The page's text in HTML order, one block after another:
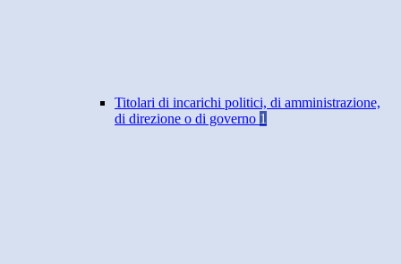
Titolari di incarichi politici, di amministrazione,
di direzione o di governo 1